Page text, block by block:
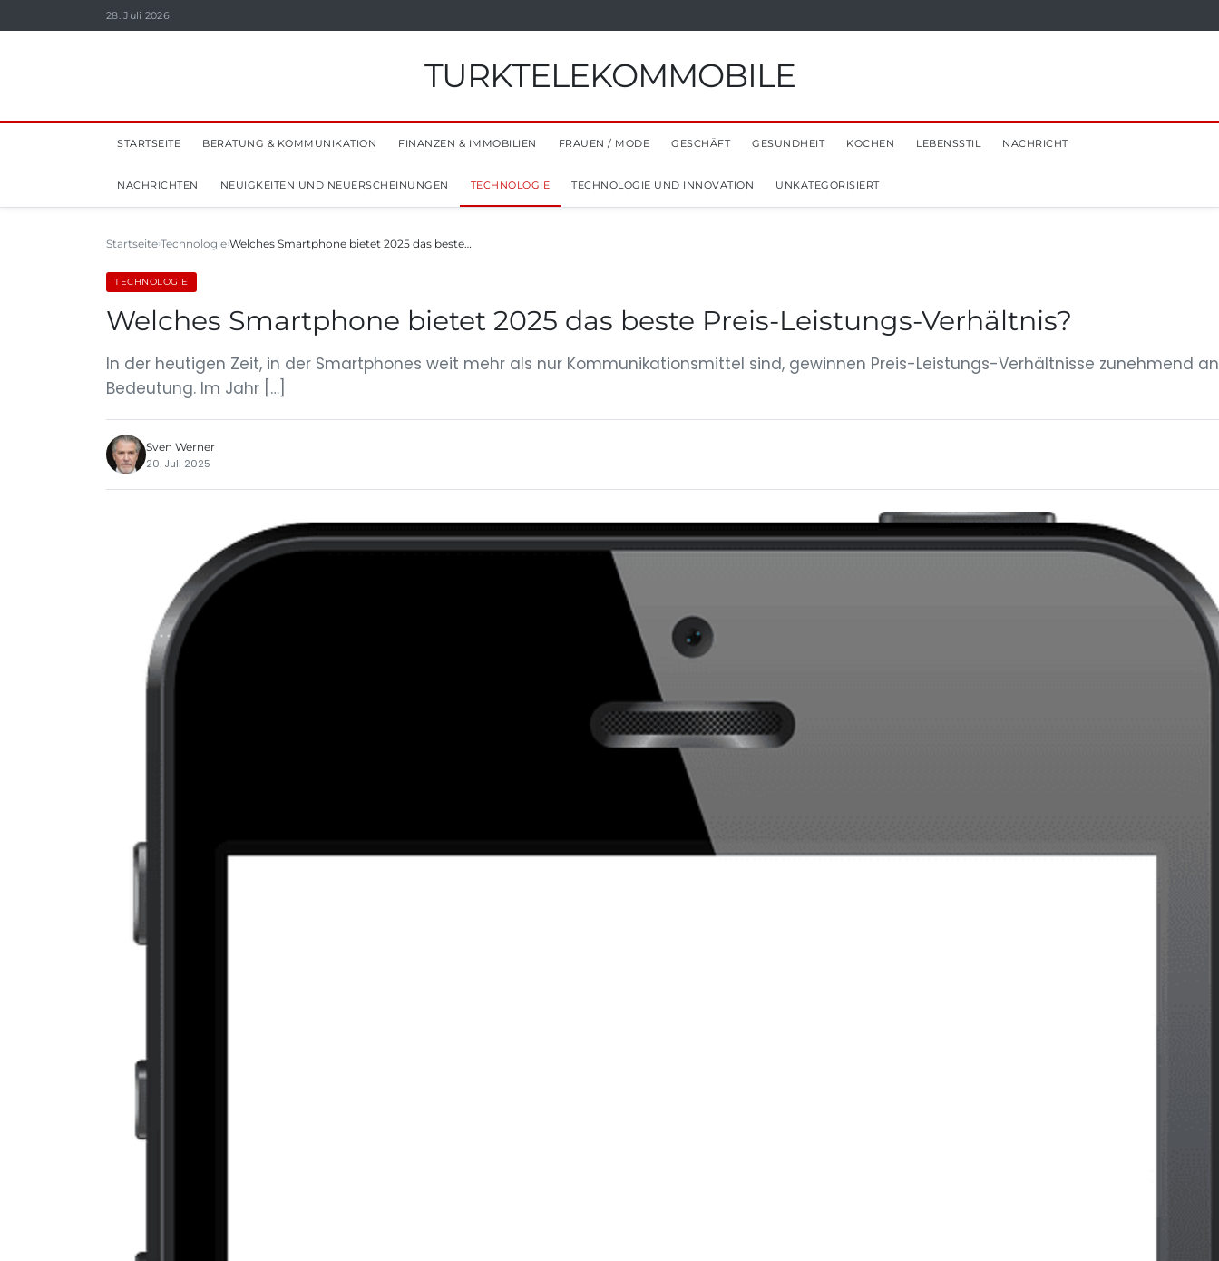
28. Juli 2026
TURKTELEKOMMOBILE
STARTSEITE BERATUNG & KOMMUNIKATION FINANZEN & IMMOBILIEN FRAUEN / MODE GESCHÄFT GESUNDHEIT KOCHEN LEBENSSTIL NACHRICHT
NACHRICHTEN NEUIGKEITEN UND NEUERSCHEINUNGEN TECHNOLOGIE TECHNOLOGIE UND INNOVATION UNKATEGORISIERT
Startseite Technologie Welches Smartphone bietet 2025 das beste…
TECHNOLOGIE
Welches Smartphone bietet 2025 das beste Preis-Leistungs-Verhältnis?
In der heutigen Zeit, in der Smartphones weit mehr als nur Kommunikationsmittel sind, gewinnen Preis-Leistungs-Verhältnisse zunehmend an
Bedeutung. Im Jahr […]
Sven Werner
20. Juli 2025